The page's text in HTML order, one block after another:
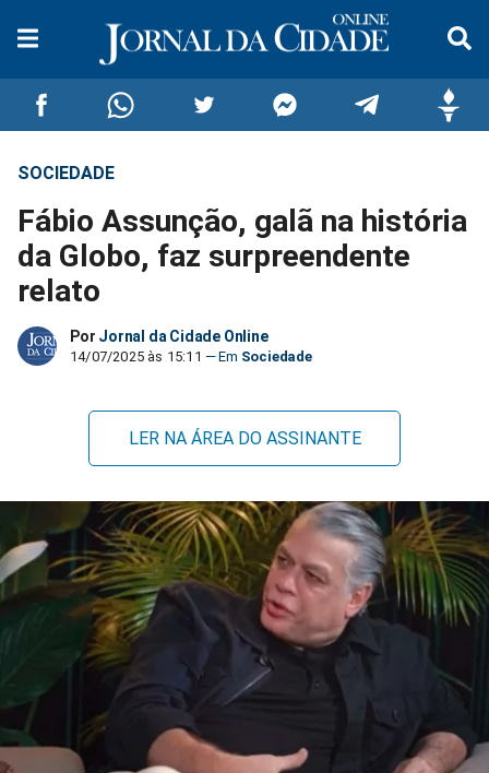
Compartilhar
no
Facebook
Compartilhar
no
Whatsapp
no
no
no
no
SOCIEDADE
Fábio Assunção, galã na história
da Globo, faz surpreendente
relato
Por Jornal da Cidade Online
14/07/2025 às 15:11 Sociedade
LER NA ÁREA DO ASSINANTE